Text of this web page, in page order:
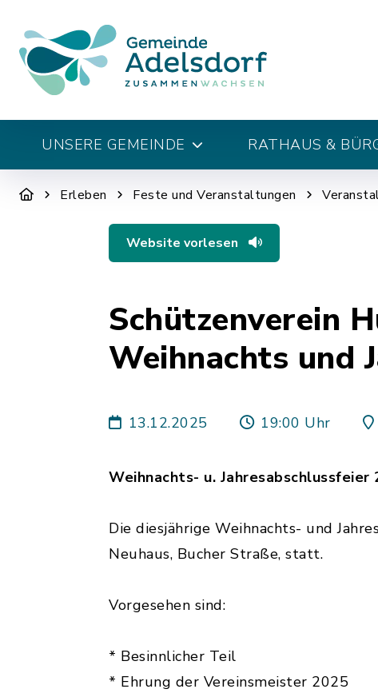
UNSERE GEMEINDE RATHAUS &
Erleben Feste und Veranstaltungen
Website vorlesen
Schützenverein
Weihnachts und
13.12.2025 19:00 Uhr
Weihnachts- u. Jahresabschlussfeier
Die diesjährige Weihnachts- und
Neuhaus, Bucher Straße, statt.
Vorgesehen sind:
* Besinnlicher Teil
* Ehrung der Vereinsmeister 2025